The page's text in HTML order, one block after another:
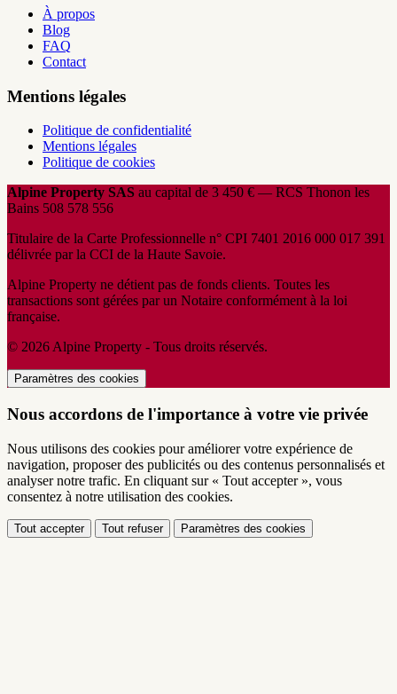
À propos
Blog
FAQ
Contact
Mentions légales
Politique de confidentialité
Mentions légales
Politique de cookies
Alpine Property SAS au capital de 3 450 € — RCS Thonon les
Bains 508 578 556
Titulaire de la Carte Professionnelle n° CPI 7401 2016 000 017 391
délivrée par la CCI de la Haute Savoie.
Alpine Property ne détient pas de fonds clients. Toutes les
transactions sont gérées par un Notaire conformément à la loi
française.
© 2026 Alpine Property - Tous droits réservés.
Paramètres des cookies
Nous accordons de l'importance à votre vie privée
Nous utilisons des cookies pour améliorer votre expérience de
navigation, proposer des publicités ou des contenus personnalisés et
analyser notre trafic. En cliquant sur « Tout accepter », vous
consentez à notre utilisation des cookies.
Tout accepter Tout refuser Paramètres des cookies